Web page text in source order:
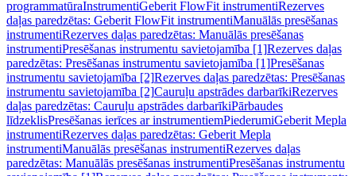
programmatūraInstrumentiGeberit FlowFit instrumentiRezerves
daļas paredzētas: Geberit FlowFit instrumentiManuālās presēšanas
instrumentiRezerves daļas paredzētas: Manuālās presēšanas
instrumentiPresēšanas instrumentu savietojamība [1]Rezerves daļas
paredzētas: Presēšanas instrumentu savietojamība [1]Presēšanas
instrumentu savietojamība [2]Rezerves daļas paredzētas: Presēšanas
instrumentu savietojamība [2]Cauruļu apstrādes darbarīkiRezerves
daļas paredzētas: Cauruļu apstrādes darbarīkiPārbaudes
līdzeklisPresēšanas ierīces ar instrumentiemPiederumiGeberit Mepla
instrumentiRezerves daļas paredzētas: Geberit Mepla
instrumentiManuālās presēšanas instrumentiRezerves daļas
paredzētas: Manuālās presēšanas instrumentiPresēšanas instrumentu